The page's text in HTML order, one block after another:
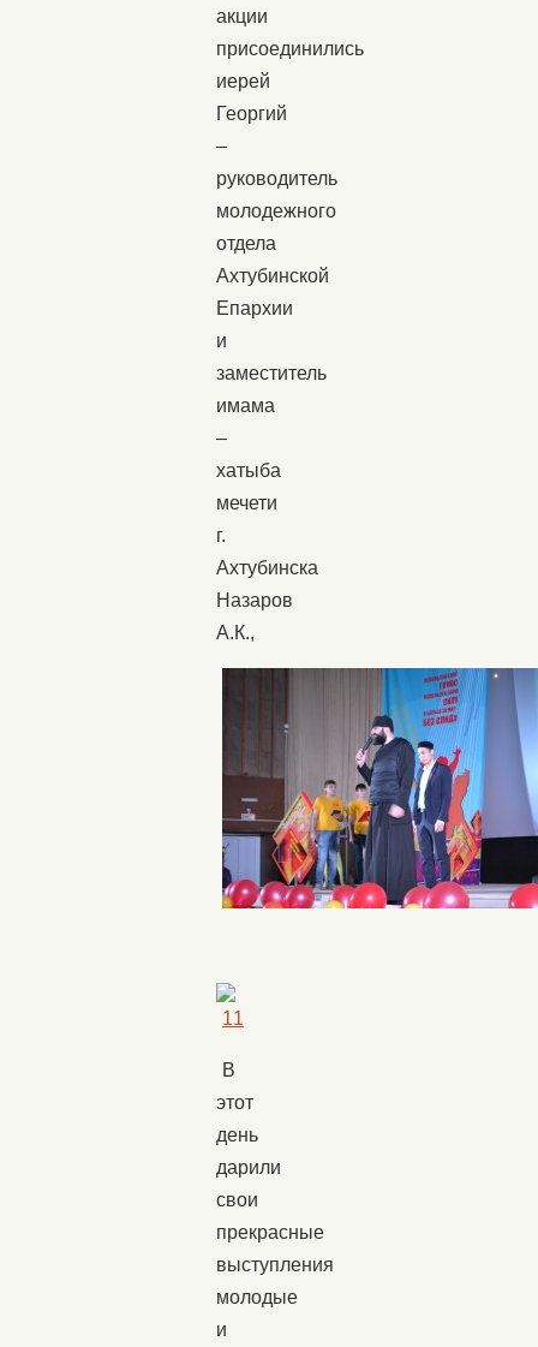
акции
присоединились
иерей
Георгий
–
руководитель
молодежного
отдела
Ахтубинской
Епархии
и
заместитель
имама
–
хатыба
мечети
г.
Ахтубинска
Назаров
А.К.,
В
этот
день
дарили
свои
прекрасные
выступления
молодые
и